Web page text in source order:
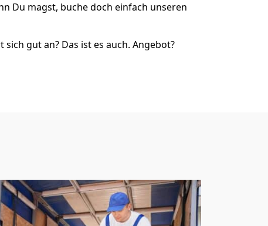
Du magst, buche doch einfach unseren
gut an? Das ist es auch. Angebot?